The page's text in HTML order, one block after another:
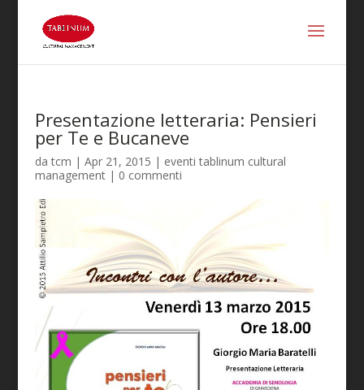
Presentazione letteraria: Pensieri
per Te e Bucaneve
datcm | Apr 21, 2015 | eventi tablinum cultural
management| 0 commenti